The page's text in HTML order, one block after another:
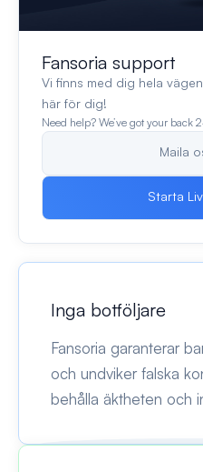
Fansoria support
Vi finns med dig hela
här för dig!
Need help? We’ve got your back
Maila
Starta
Inga botföljare
Fansoria garanterar
och undviker falska
behålla äktheten och